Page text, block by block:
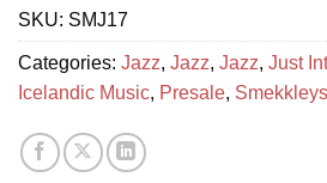
SKU: SMJ17
Categories: Jazz, Jazz, Jazz, Just
Icelandic Music, Presale,